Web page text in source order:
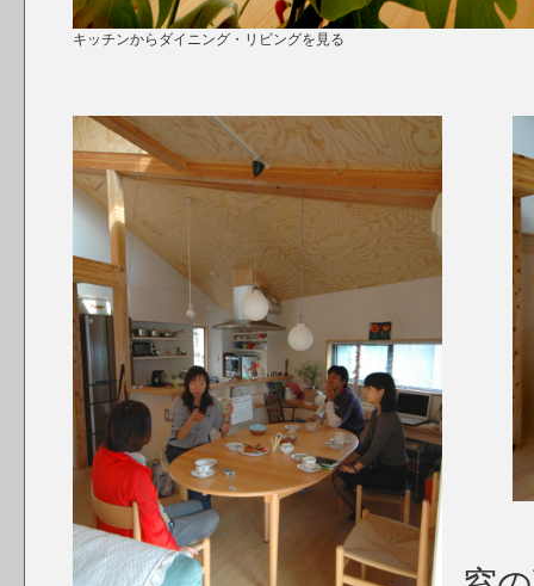
キッチンからダイニング・リビングを見る